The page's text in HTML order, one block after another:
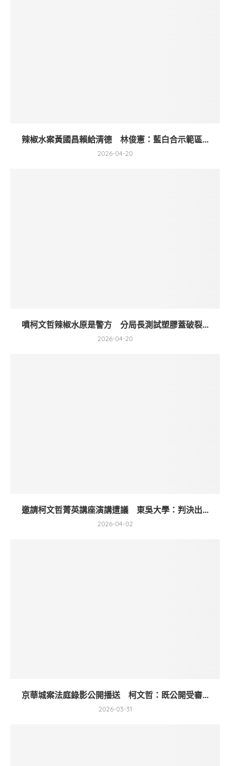
辣椒水案黃國昌賴給清德 林俊憲：藍白合示範區...
2026-04-20
噴柯文哲辣椒水原是警方 分局長測試塑膠蓋破裂...
2026-04-20
邀請柯文哲菁英講座演講遭議 東吳大學：判決出...
2026-04-02
京華城案法庭錄影公開播送 柯文哲：既公開受審...
2026-03-31